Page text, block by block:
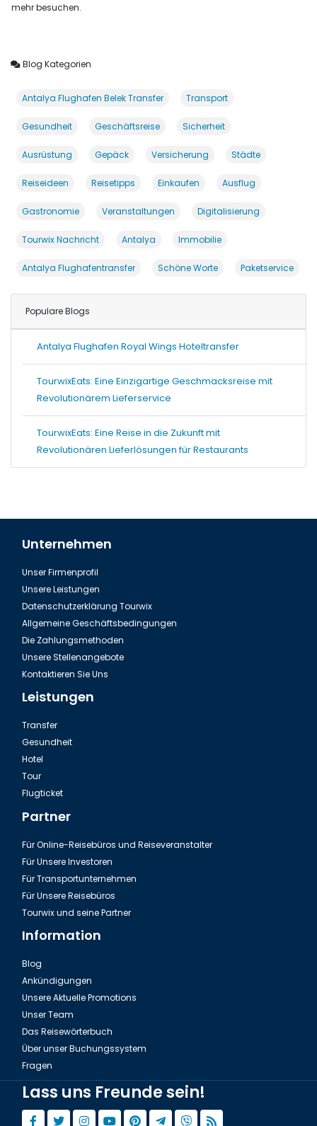
mehr besuchen.
Blog Kategorien
Antalya Flughafen Belek Transfer Transport
Gesundheit Geschäftsreise Sicherheit
Ausrüstung Gepäck Versicherung Städte
Reiseideen Reisetipps Einkaufen Ausflug
Gastronomie Veranstaltungen Digitalisierung
Tourwix Nachricht Antalya Immobilie
Antalya Flughafentransfer Schöne Worte Paketservice
Populare Blogs
Antalya Flughafen Royal Wings Hoteltransfer
TourwixEats: Eine Einzigartige Geschmacksreise mit
Revolutionärem Lieferservice
TourwixEats: Eine Reise in die Zukunft mit
Revolutionären Lieferlösungen für Restaurants
Unternehmen
Unser Firmenprofil
Unsere Leistungen
Datenschutzerklärung Tourwix
Allgemeine Geschäftsbedingungen
Die Zahlungsmethoden
Unsere Stellenangebote
Kontaktieren Sie Uns
Leistungen
Transfer
Gesundheit
Hotel
Tour
Flugticket
Partner
Für Online-Reisebüros und Reiseveranstalter
Für Unsere Investoren
Für Transportunternehmen
Für Unsere Reisebüros
Tourwix und seine Partner
Information
Blog
Ankündigungen
Unsere Aktuelle Promotions
Unser Team
Das Reisewörterbuch
Über unser Buchungssystem
Fragen
Lass uns Freunde sein!